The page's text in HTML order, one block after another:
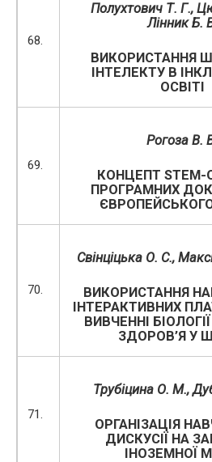
68.
Полухтович Т. Г.,
Лінник Б.
ВИКОРИСТАННЯ
ІНТЕЛЕКТУ В
ОСВІТІ
69.
Рогоза В.
КОНЦЕПТ STEM-
ПРОГРАМНИХ
70.
Свінціцька О. С.,
ВИКОРИСТАННЯ
ІНТЕРАКТИВНИХ
ВИВЧЕННІ
ЗДОРОВ’Я У
71.
Трубіцина О. М.,
ОРГАНІЗАЦІЯ
ДИСКУСІЇ НА
ІНОЗЕМНОЇ